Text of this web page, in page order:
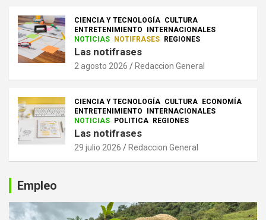
CIENCIA Y TECNOLOGÍA CULTURA
ENTRETENIMIENTO
INTERNACIONALES
NOTICIAS NOTIFRASES REGIONES
Las notifrases
2 agosto 2026 Redaccion General
CIENCIA Y TECNOLOGÍA CULTURA ECONOMÍA
ENTRETENIMIENTO
INTERNACIONALES
NOTICIAS POLITICA REGIONES
Las notifrases
29 julio 2026 Redaccion General
Empleo